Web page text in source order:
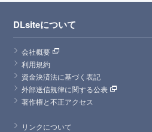
DLsiteについて
会社概要
利用規約
資金決済法に基づく表記
外部送信規律に関する公表
著作権と不正アクセス
リンクについて